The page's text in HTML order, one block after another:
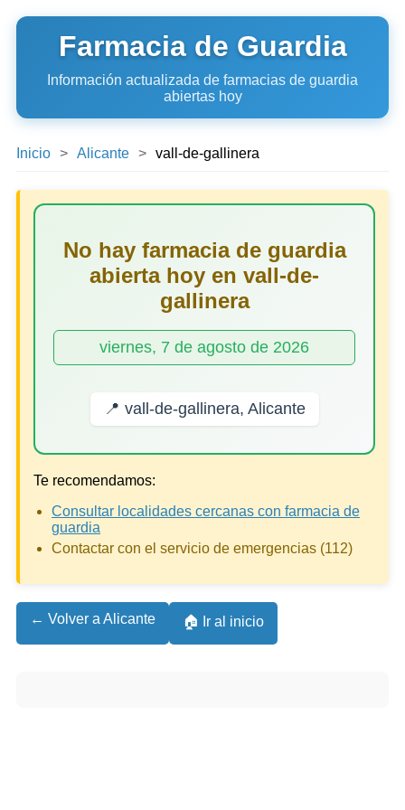
Farmacia de Guardia
Información actualizada de farmacias de guardia
abiertas hoy
Inicio Alicante vall-de-gallinera
No hay farmacia de guardia
abierta hoy en vall-de-
gallinera
viernes, 7 de agosto de 2026
📍 vall-de-gallinera, Alicante
Te recomendamos:
Consultar localidades cercanas con farmacia de
guardia
Contactar con el servicio de emergencias (112)
← Volver a Alicante 🏠 Ir al inicio